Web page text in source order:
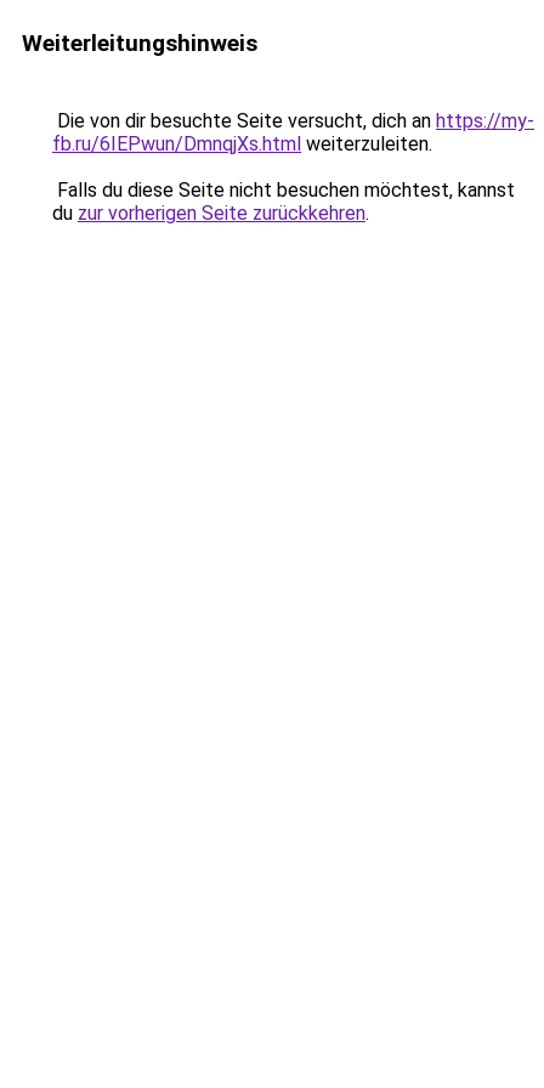
Weiterleitungshinweis
Die von dir besuchte Seite versucht, dich an https://my-
fb.ru/6IEPwun/DmnqjXs.html weiterzuleiten.
Falls du diese Seite nicht besuchen möchtest, kannst
du zur vorherigen Seite zurückkehren.